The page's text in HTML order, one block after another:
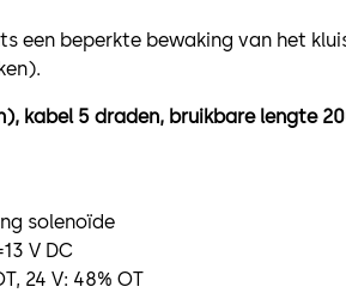
een beperkte bewaking van het
kabel 5 draden, bruikbare lengte
solenoïde
V DC
24 V: 48% OT